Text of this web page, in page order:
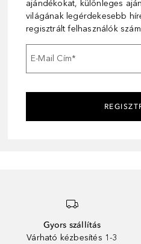
ajándékokat, különleges
világának legérdekesebb
regisztrált felhasználók
E-Mail Cím*
Gyors szállítás
Várható kézbesítés 1-3